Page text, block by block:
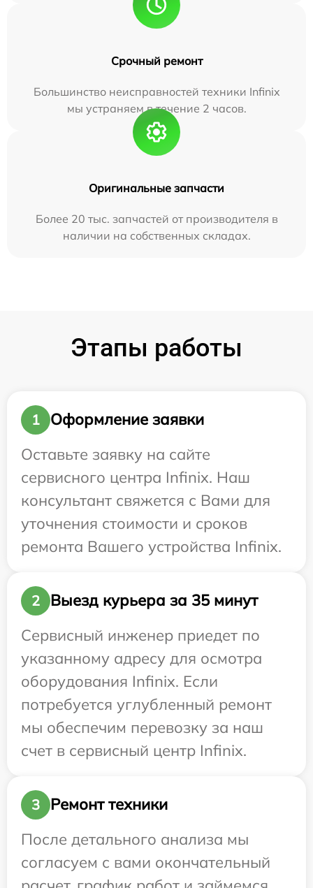
Срочный ремонт
Большинство неисправностей техники Infinix
мы устраняем в течение 2 часов.
Оригинальные запчасти
Более 20 тыс. запчастей от производителя в
наличии на собственных складах.
Этапы работы
1
Оформление заявки
Оставьте заявку на сайте
сервисного центра Infinix. Наш
консультант свяжется с Вами для
уточнения стоимости и сроков
ремонта Вашего устройства Infinix.
2
Выезд курьера за 35 минут
Сервисный инженер приедет по
указанному адресу для осмотра
оборудования Infinix. Если
потребуется углубленный ремонт
мы обеспечим перевозку за наш
счет в сервисный центр Infinix.
3
Ремонт техники
После детального анализа мы
согласуем с вами окончательный